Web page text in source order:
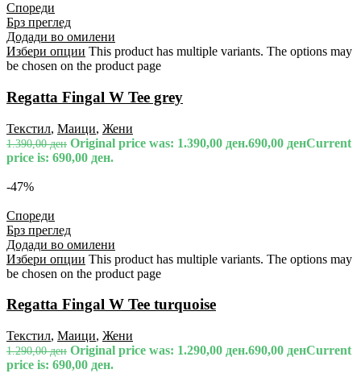
Спореди
Брз преглед
Додади во омилени
Избери опции This product has multiple variants. The options may
be chosen on the product page
Regatta Fingal W Tee grey
Текстил, Маици, Жени
1.390,00ден Original price was: 1.390,00 ден.690,00 денCurrent
price is: 690,00 ден.
-47%
Спореди
Брз преглед
Додади во омилени
Избери опции This product has multiple variants. The options may
be chosen on the product page
Regatta Fingal W Tee turquoise
Текстил, Маици, Жени
1.290,00ден Original price was: 1.290,00 ден.690,00 денCurrent
price is: 690,00 ден.